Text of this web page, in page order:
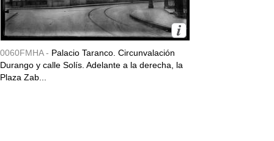
0060FMHA - Palacio Taranco. Circunvalación
Durango y calle Solís. Adelante a la derecha, la
Plaza Zab...